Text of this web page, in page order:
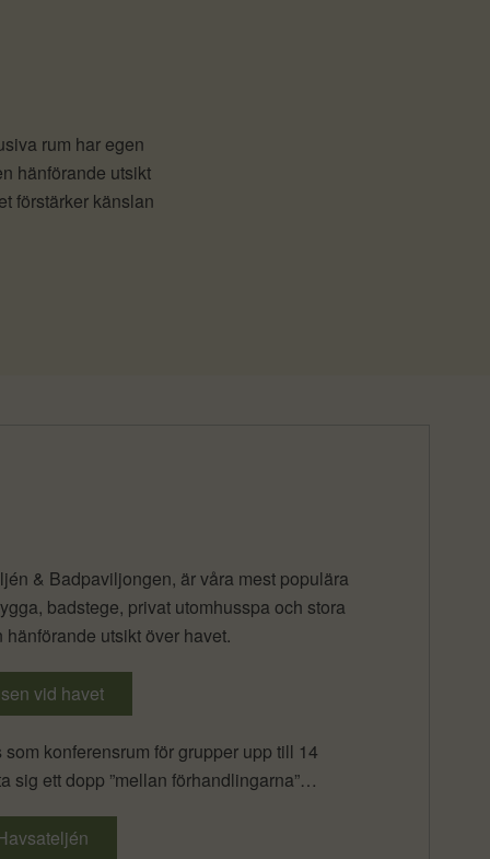
rum har egen
hänförande utsikt
förstärker känslan
& Badpaviljongen, är våra mest populära
badstege, privat utomhusspa och stora
utsikt över havet.
vid havet
konferensrum för grupper upp till 14
sig ett dopp ”mellan förhandlingarna”…